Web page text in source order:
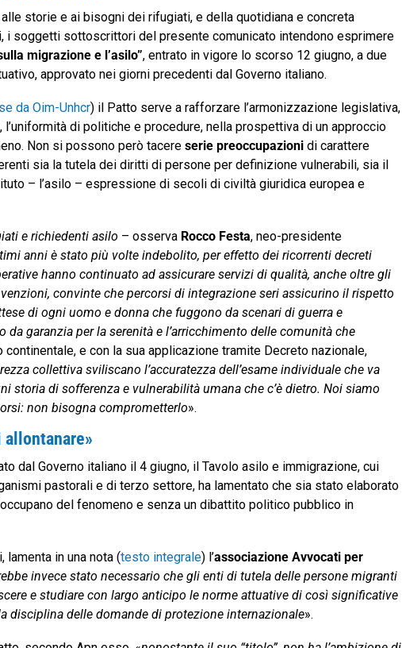
storie e ai bisogni dei rifugiati, e della quotidiana e concreta
i soggetti sottoscrittori del presente comunicato intendono esprimere
migrazione e l’asilo”, entrato in vigore lo scorso 12 giugno, a due
approvato nei giorni precedenti dal Governo italiano.
da Oim-Unhcr) il Patto serve a rafforzare l’armonizzazione legislativa,
di politiche e procedure, nella prospettiva di un approccio
Non si possono però tacereserie preoccupazioni di carattere
sia la tutela dei diritti di persone per definizione vulnerabili, sia il
– l’asilo – espressione di secoli di civiltà giuridica europea e
e richiedenti asilo – osserva Rocco Festa, neo-presidente
anni è stato più volte indebolito, per effetto dei ricorrenti decreti
hanno continuato ad assicurare servizi di qualità, anche oltre gli
convinte che percorsi di integrazione seri assicurino il rispetto
di ogni uomo e donna che fuggono da scenari di guerra e
garanzia per la serenità e l’arricchimento delle comunità che
continentale, e con la sua applicazione tramite Decreto nazionale,
collettiva sviliscano l’accuratezza dell’esame individuale che va
storia di sofferenza e vulnerabilità umana che c’è dietro. Noi siamo
non bisogna comprometterlo».
dal Governo italiano il 4 giugno, il Tavolo asilo e immigrazione, cui
pastorali e di terzo settore, ha lamentato che sia stato elaborato
del fenomeno e senza un dibattito politico pubblico in
in una nota (testo integrale) l’associazione Avvocati per
invece stato necessario che gli enti di tutela delle persone migranti
e studiare con largo anticipo le norme attuative di così significative
disciplina delle domande di protezione internazionale».